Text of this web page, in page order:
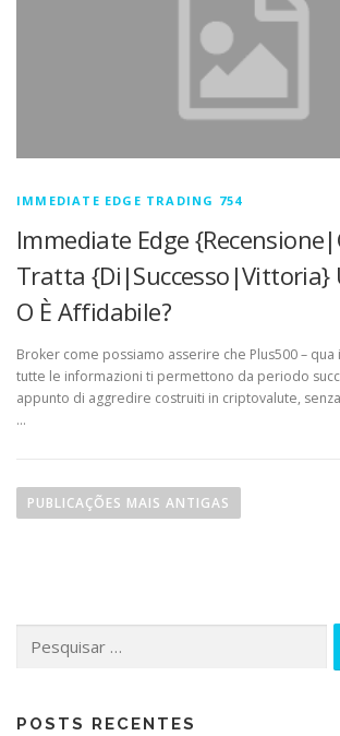
IMMEDIATE EDGE TRADING 754
Immediate Edge
Tratta {Di|Successo|Vittoria}
O È Affidabile?
Broker come possiamo asserire che Plus500 – qua
tutte le informazioni ti permettono da periodo
appunto di aggredire costruiti in criptovalute,
…
PUBLICAÇÕES MAIS ANTIGAS
POSTS RECENTES